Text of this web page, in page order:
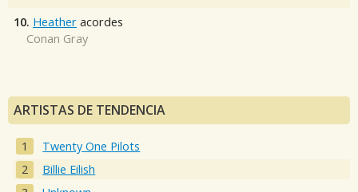
10. Heather acordes
Conan Gray
ARTISTAS DE TENDENCIA
Twenty One Pilots
Billie Eilish